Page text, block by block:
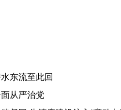
东流至此回
从严治党